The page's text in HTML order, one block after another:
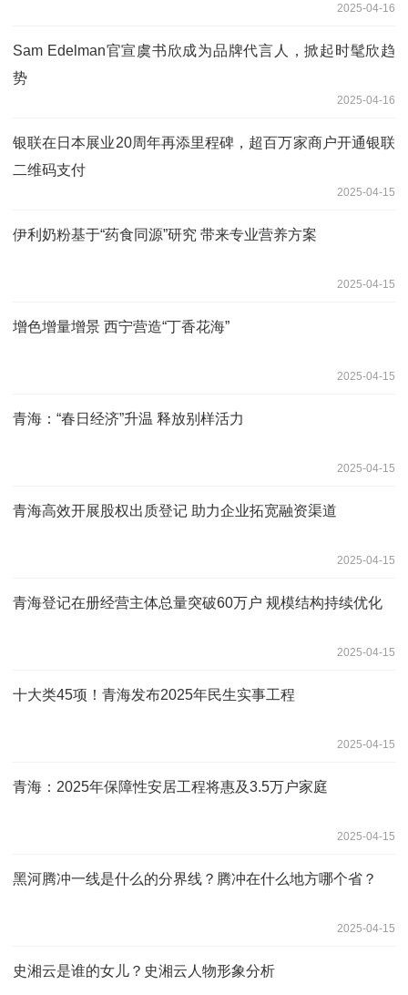
2025-04-16
Sam Edelman官宣虞书欣成为品牌代言人，掀起时髦欣趋
势
2025-04-16
银联在日本展业20周年再添里程碑，超百万家商户开通银联
二维码支付
2025-04-15
伊利奶粉基于“药食同源”研究 带来专业营养方案
2025-04-15
增色增量增景 西宁营造“丁香花海”
2025-04-15
青海：“春日经济”升温 释放别样活力
2025-04-15
青海高效开展股权出质登记 助力企业拓宽融资渠道
2025-04-15
青海登记在册经营主体总量突破60万户 规模结构持续优化
2025-04-15
十大类45项！青海发布2025年民生实事工程
2025-04-15
青海：2025年保障性安居工程将惠及3.5万户家庭
2025-04-15
黑河腾冲一线是什么的分界线？腾冲在什么地方哪个省？
2025-04-15
史湘云是谁的女儿？史湘云人物形象分析